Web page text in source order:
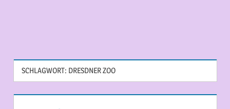
SCHLAGWORT: DRESDNER ZOO